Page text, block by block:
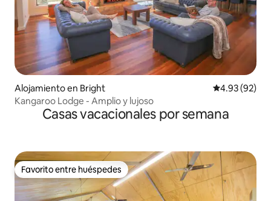
Alojamiento en Bright Calificación
4.93 (92)
Kangaroo Lodge - Amplio y lujoso
Casas vacacionales por semana
Favorito entre huéspedes
Favorito entre huéspedes